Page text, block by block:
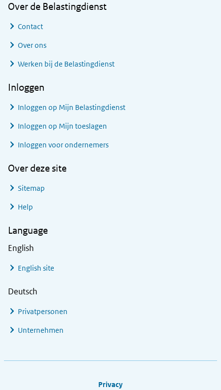
Over de Belastingdienst
Contact
Over ons
Werken bij de Belastingdienst
Inloggen
Inloggen op Mijn Belastingdienst
Inloggen op Mijn toeslagen
Inloggen voor ondernemers
Over deze site
Sitemap
Help
Language
English
English site
Deutsch
Privatpersonen
Unternehmen
Privacy